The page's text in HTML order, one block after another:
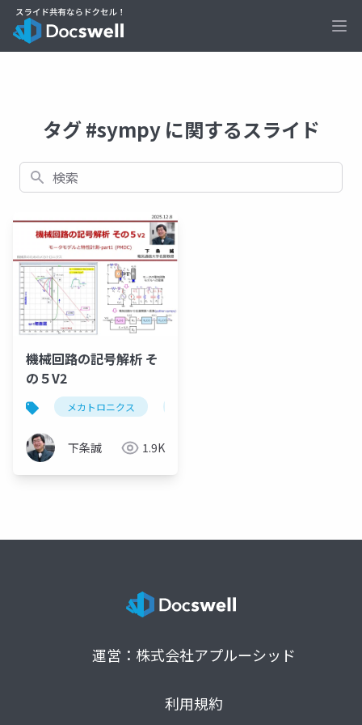
タグ #sympy に関するスライド
検索
機械回路の記号解析 そ
の５V2
メカトロニクス
下条誠 1.9K
運営：株式会社アプルーシッド
利用規約